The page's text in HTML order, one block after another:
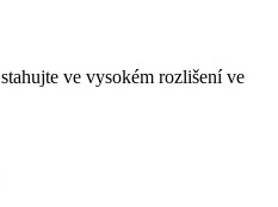
stahujte ve vysokém rozlišení ve